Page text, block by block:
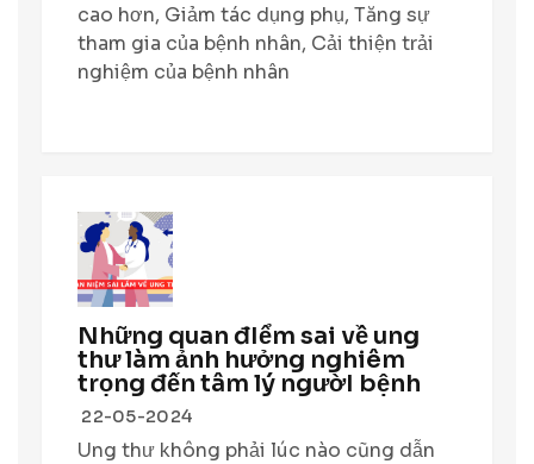
cao hơn, Giảm tác dụng phụ, Tăng sự
tham gia của bệnh nhân, Cải thiện trải
nghiệm của bệnh nhân
Những quan đIểm sai về ung
thư làm ảnh hưởng nghiêm
trọng đến tâm lý ngườI bệnh
22-05-2024
Ung thư không phải lúc nào cũng dẫn